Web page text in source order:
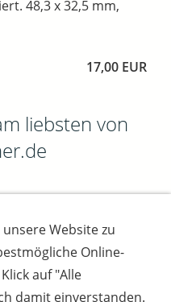
48,3 x 32,5 mm,
17,00 EUR
liebsten von
Widerrufsbutton
Streitschlichtung
Bezahlsysteme
Cookies
Website zu
Online-
auf "Alle
damit einverstanden.